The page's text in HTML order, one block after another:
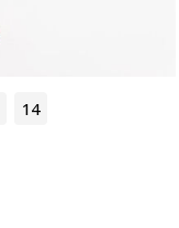
14